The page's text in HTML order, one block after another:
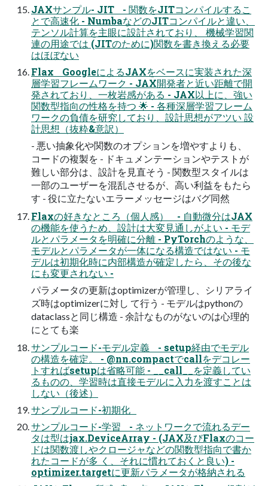
JAXサンプル- JIT - 関数をJITコンパイルするこ
とで高速化 - NumbaなどのJITコンパイルと違い、
テンソル計算を主眼に設計されており、 機械学習関
連の用途では (JITのために)関数を書き換える必要
はほぼない
Flax GoogleによるJAXをベースに実装された深
層学習フレームワーク - JAX開発者と近い距離で開
発されており、一枚岩感がある - JAX以上に、強い
関数型指向の性格を持つ 🌟 - 各種深層学習フレーム
ワークの負債を研究しており、設計思想がアツい 設
計思想（抜粋&意訳）
- 悪い抽象化や関数のオプションを増やすよりも、
コードの複製を - ドキュメンテーションやテストが
難しい部分は、設計を見直そう - 関数型スタイルは
一部のユーザーを混乱させるが、高い利益をもたら
す - 役に立たないエラーメッセージはバグ同然
Flaxの好きなところ（個人感） - 自動微分はJAX
の機能を使うため、設計は大変見通しがよい - モデ
ルとパラメータを明確に分離 - PyTorchのような、
モデルとパラメータが一体になる構造ではない - モ
デルは初期化時に内部構造が確定したら、その後な
にも変更されない -
パラメータの更新はoptimizerが管理し、シリアライ
ズ時はoptimizerに対し て行う - モデルはpythonの
dataclassと同じ構造 - 余計なものがないのは心理的
にとても楽
サンプルコード-モデル定義 - setup経由でモデル
の構造を確定。 - @nn.compactでcallをデコレー
トすればsetupは省略可能 - __call__を定義してい
るものの、学習時は直接モデルに入力を渡すことは
しない（後述）
サンプルコード-初期化
サンプルコード-学習 - ネットワークで流れるデー
タは型はjax.DeviceArray - (JAX及びFlaxのコー
ドは関数渡しやクロージャなどの関数型指向で書か
れたコードが多 く、それに慣れておくと良い) -
optimizer.targetに更新パラメータが格納される